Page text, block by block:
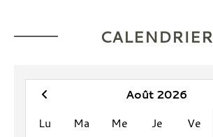
CALENDRIER
Août 2026
Lu
Ma Me Je Ve